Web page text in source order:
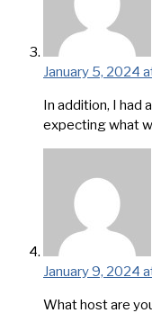
January 5, 2024
In addition, I had
expecting what
January 9, 2024
What host are